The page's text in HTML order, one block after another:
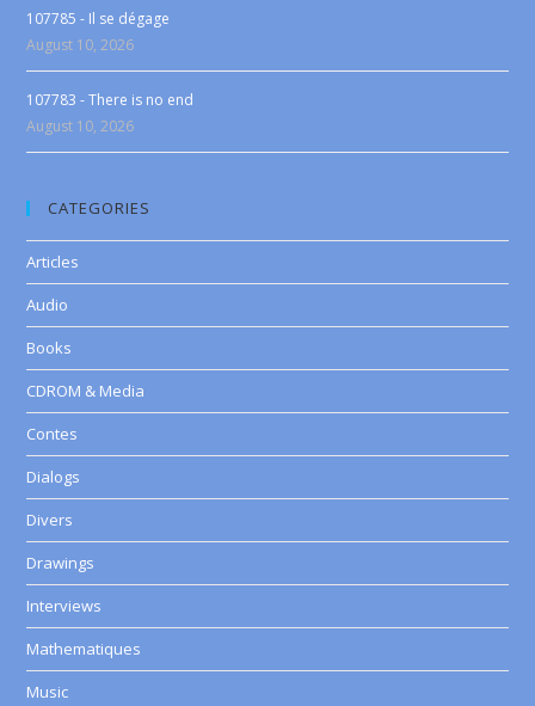
107785 - Il se dégage
August 10, 2026
107783 - There is no end
August 10, 2026
CATEGORIES
Articles
Audio
Books
CDROM & Media
Contes
Dialogs
Divers
Drawings
Interviews
Mathematiques
Music